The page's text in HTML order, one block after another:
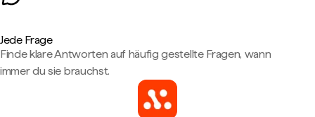
Jede Frage
Finde klare Antworten auf häufig gestellte Fragen, wann
immer du sie brauchst.